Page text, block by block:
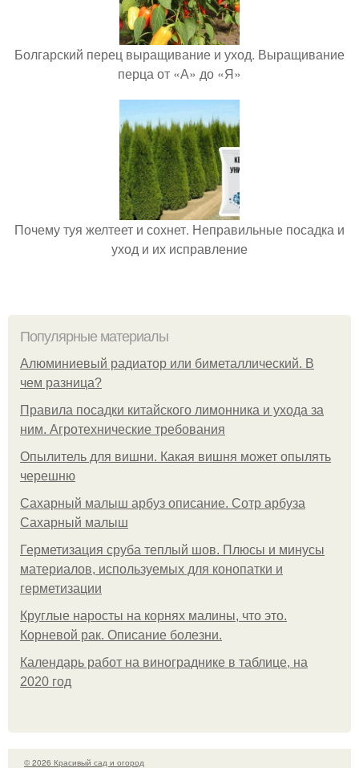
Болгарский перец выращивание и уход. Выращивание
перца от «А» до «Я»
Почему туя желтеет и сохнет. Неправильные посадка и
уход и их исправление
Популярные материалы
Алюминиевый радиатор или биметаллический. В
чем разница?
Правила посадки китайского лимонника и ухода за
ним. Агротехнические требования
Опылитель для вишни. Какая вишня может опылять
черешню
Сахарный малыш арбуз описание. Сотр арбуза
Сахарный малыш
Герметизация сруба теплый шов. Плюсы и минусы
материалов, используемых для конопатки и
герметизации
Круглые наросты на корнях малины, что это.
Корневой рак. Описание болезни.
Календарь работ на винограднике в таблице, на
2020 год
© 2026 Красивый сад и огород